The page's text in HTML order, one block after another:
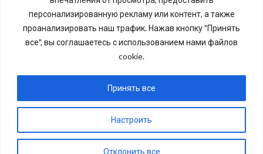
персонализированную рекламу или контент, а также
проанализировать наш трафик. Нажав кнопку "Принять
все", вы соглашаетесь с использованием нами файлов
cookie.
Настроить
Отклонить все
Принять все
Последние номера наших газет
Copyright © 2026 Внутригородское муниципальное
образование города федерального значения Санкт-
Петербурга муниципальный округ №54. Все права
защищены.